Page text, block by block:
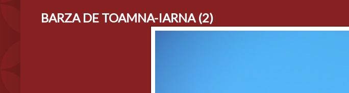
BARZA DE TOAMNA-IARNA (2)